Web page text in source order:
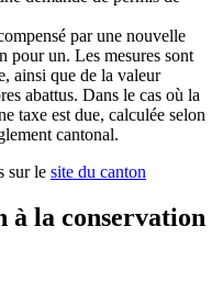
par une nouvelle
pour un. Les mesures sont
ainsi que de la valeur
abattus. Dans le cas où la
taxe est due, calculée selon
cantonal.
sur le site du canton
à la conservation